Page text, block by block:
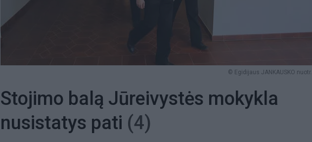
© Egidijaus JANKAUSKO nuotr.
Stojimo balą Jūreivystės mokykla
nusistatys pati (4)